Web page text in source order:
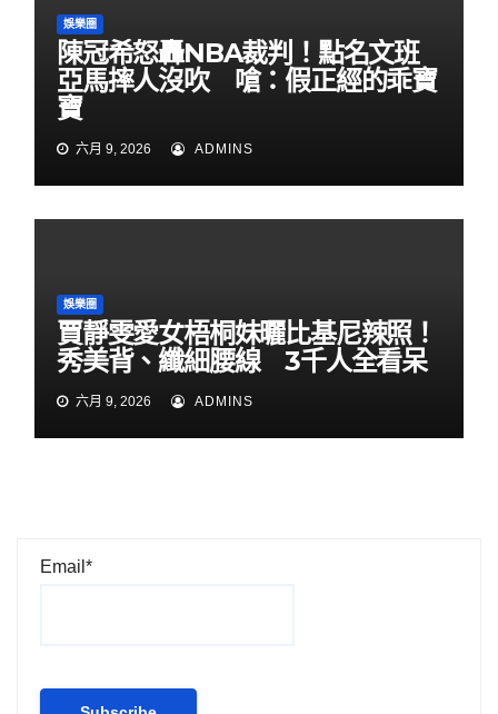
娛樂圈
陳冠希怒轟NBA裁判！點名文班
亞馬摔人沒吹 嗆：假正經的乖寶
寶
六月 9, 2026 ADMINS
娛樂圈
賈靜雯愛女梧桐妹曬比基尼辣照！
秀美背、纖細腰線 3千人全看呆
六月 9, 2026 ADMINS
Email*